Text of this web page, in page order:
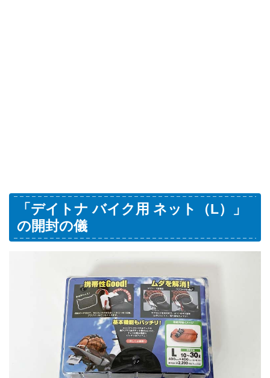
「デイトナ バイク用 ネット（L）」
の開封の儀